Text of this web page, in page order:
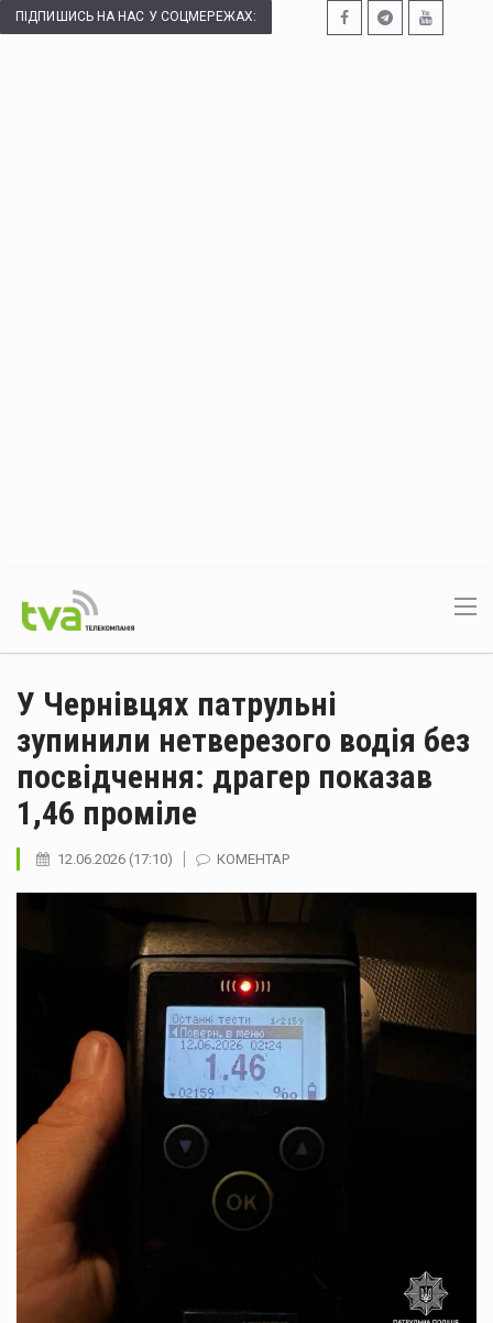
ПІДПИШИСЬ НА НАС У СОЦМЕРЕЖАХ:
У Чернівцях патрульні
зупинили нетверезого водія без
посвідчення: драгер показав
1,46 проміле
12.06.2026 (17:10) КОМЕНТАР